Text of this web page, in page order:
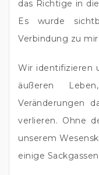
das Richtige in
Es wurde
Verbindung zu
Wir identifizieren
äußeren
Veränderungen
verlieren. Ohne
unserem
einige